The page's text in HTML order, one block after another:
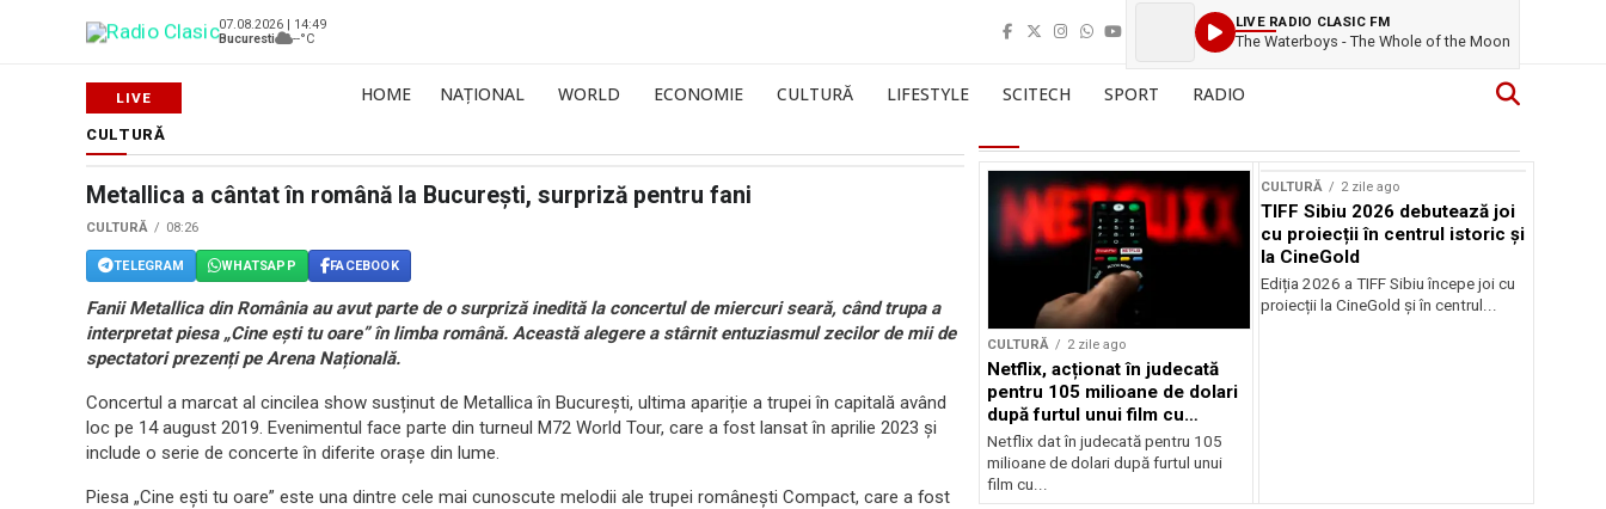
07.08.2026 | 14:49
Bucuresti
--°C
LIVE RADIO CLASIC FM
The Waterboys - The Whole of the Moon
HOME NAȚIONAL WORLD ECONOMIE CULTURĂ LIFESTYLE SCITECH SPORT RADIO
CULTURĂ
Metallica a cântat în română la București, surpriză pentru fani
CULTURĂ 08:26
TELEGRAM WHATSAPP FACEBOOK
Fanii Metallica din România au avut parte de o surpriză inedită la concertul de miercuri seară, când trupa a
interpretat piesa „Cine ești tu oare” în limba română. Această alegere a stârnit entuziasmul zecilor de mii de
spectatori prezenți pe Arena Națională.
Concertul a marcat al cincilea show susținut de Metallica în București, ultima apariție a trupei în capitală având
loc pe 14 august 2019. Evenimentul face parte din turneul M72 World Tour, care a fost lansat în aprilie 2023 și
include o serie de concerte în diferite orașe din lume.
Piesa „Cine ești tu oare” este una dintre cele mai cunoscute melodii ale trupei românești Compact, care a fost
CULTURĂ 2 zile ago
Netflix, acționat în judecată
pentru 105 milioane de dolari
după furtul unui film cu
Nicolas Cage
Netflix dat în judecată pentru 105
milioane de dolari după furtul unui
film cu...
CULTURĂ 2 zile ago
TIFF Sibiu 2026 debutează joi
cu proiecții în centrul istoric și
la CineGold
Ediția 2026 a TIFF Sibiu începe joi cu
proiecții la CineGold și în centrul...